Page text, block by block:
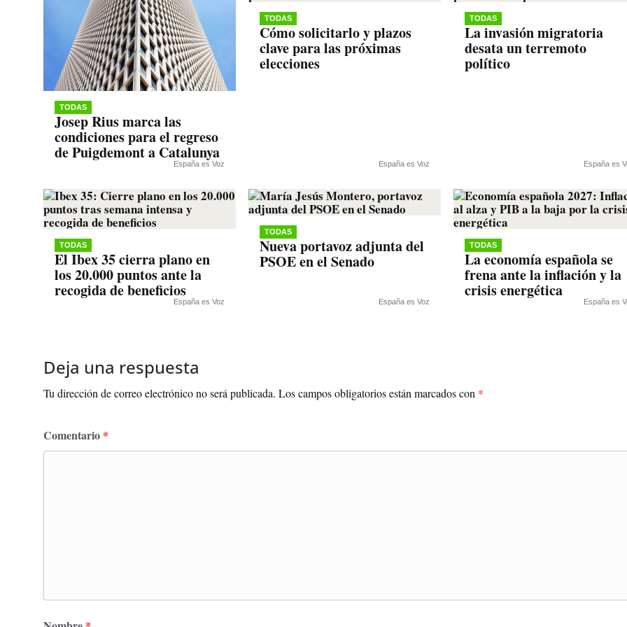
TODAS
Josep Rius marca las
condiciones para el regreso
de Puigdemont a Catalunya
España es Voz
TODAS
Cómo solicitarlo y plazos
clave para las próximas
elecciones
España es Voz
TODAS
La invasión migratoria
desata un terremoto
político
España es
TODAS
El Ibex 35 cierra plano en
los 20.000 puntos ante la
recogida de beneficios
España es Voz
TODAS
Nueva portavoz adjunta del
PSOE en el Senado
España es Voz
TODAS
La economía española se
frena ante la inflación y la
crisis energética
España es
Deja una respuesta
Tu dirección de correo electrónico no será publicada. Los campos obligatorios están marcados con *
Comentario *